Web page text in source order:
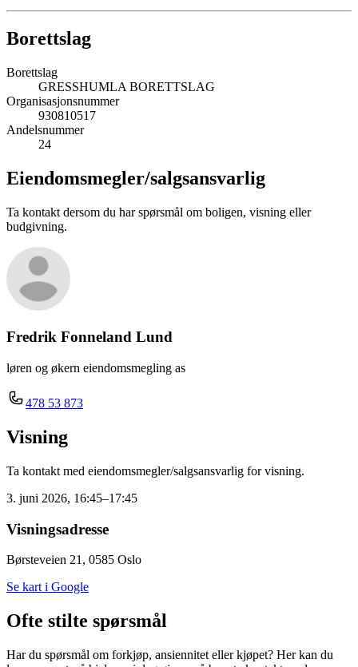
Borettslag
Borettslag
GRESSHUMLA BORETTSLAG
Organisasjonsnummer
930810517
Andelsnummer
24
Eiendomsmegler/salgsansvarlig
Ta kontakt dersom du har spørsmål om boligen, visning eller
budgivning.
Fredrik Fonneland Lund
løren og økern eiendomsmegling as
478 53 873
Visning
Ta kontakt med eiendomsmegler/salgsansvarlig for visning.
3. juni 2026, 16:45–17:45
Visningsadresse
Børsteveien 21, 0585 Oslo
Se kart i Google
Ofte stilte spørsmål
Har du spørsmål om forkjøp, ansiennitet eller kjøpet? Her kan du